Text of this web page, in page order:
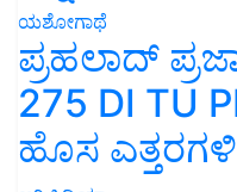
ಯಶೋಗಾಥೆ
ಪ್ರಹಲಾದ್
275 DI TU
ಹೊಸ